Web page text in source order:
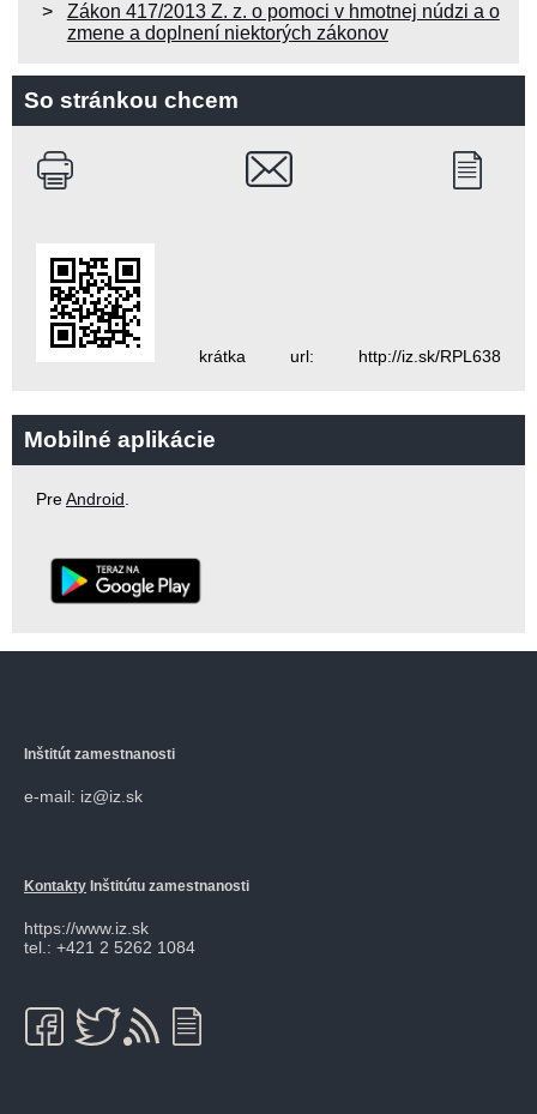
Zákon 417/2013 Z. z. o pomoci v hmotnej núdzi a o
zmene a doplnení niektorých zákonov
So stránkou chcem
krátka url: http://iz.sk/RPL638
Mobilné aplikácie
PreAndroid.
Inštitút zamestnanosti
e-mail: iz@iz.sk
Kontakty Inštitútu zamestnanosti
https://www.iz.sk
tel.: +421 2 5262 1084